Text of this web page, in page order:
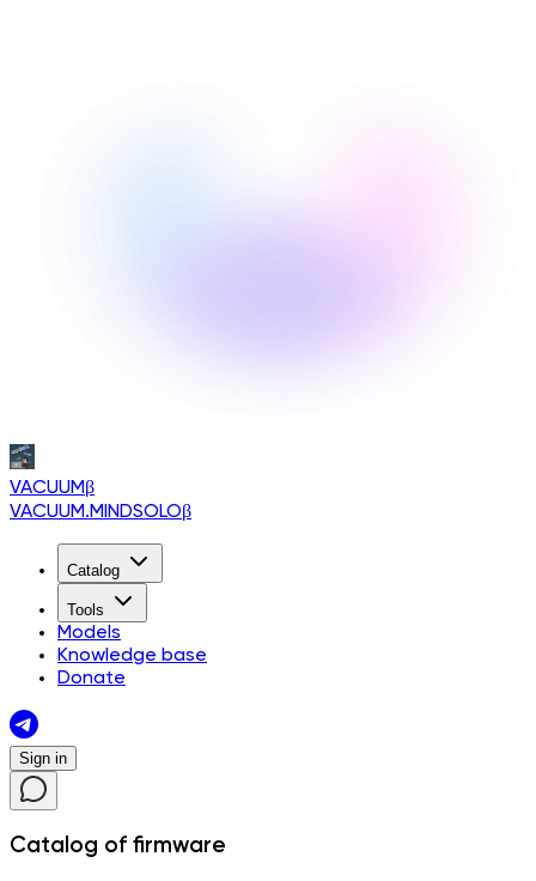
VACUUMβ
VACUUM.MINDSOLOβ
Catalog
Tools
Models
Knowledge base
Donate
Sign in
Catalog of firmware